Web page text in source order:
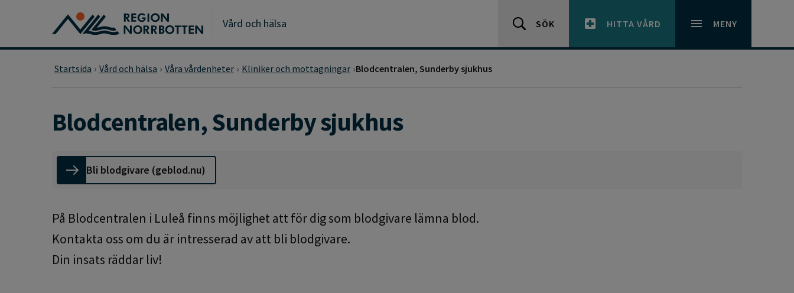
Gå till huvudmeny
Gå till övergripande innehåll
Vård och hälsa SÖK HITTA VÅRD MENY
Startsida Vård och hälsa Våra vårdenheter Kliniker och mottagningar Blodcentralen, Sunderby sjukhus
Blodcentralen, Sunderby sjukhus
Bli blodgivare (geblod.nu)
På Blodcentralen i Luleå finns möjlighet att för dig som blodgivare lämna blod.
Kontakta oss om du är intresserad av att bli blodgivare.
Din insats räddar liv!